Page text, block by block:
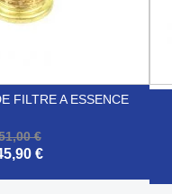
FILTRE A ESSENCE
€
€